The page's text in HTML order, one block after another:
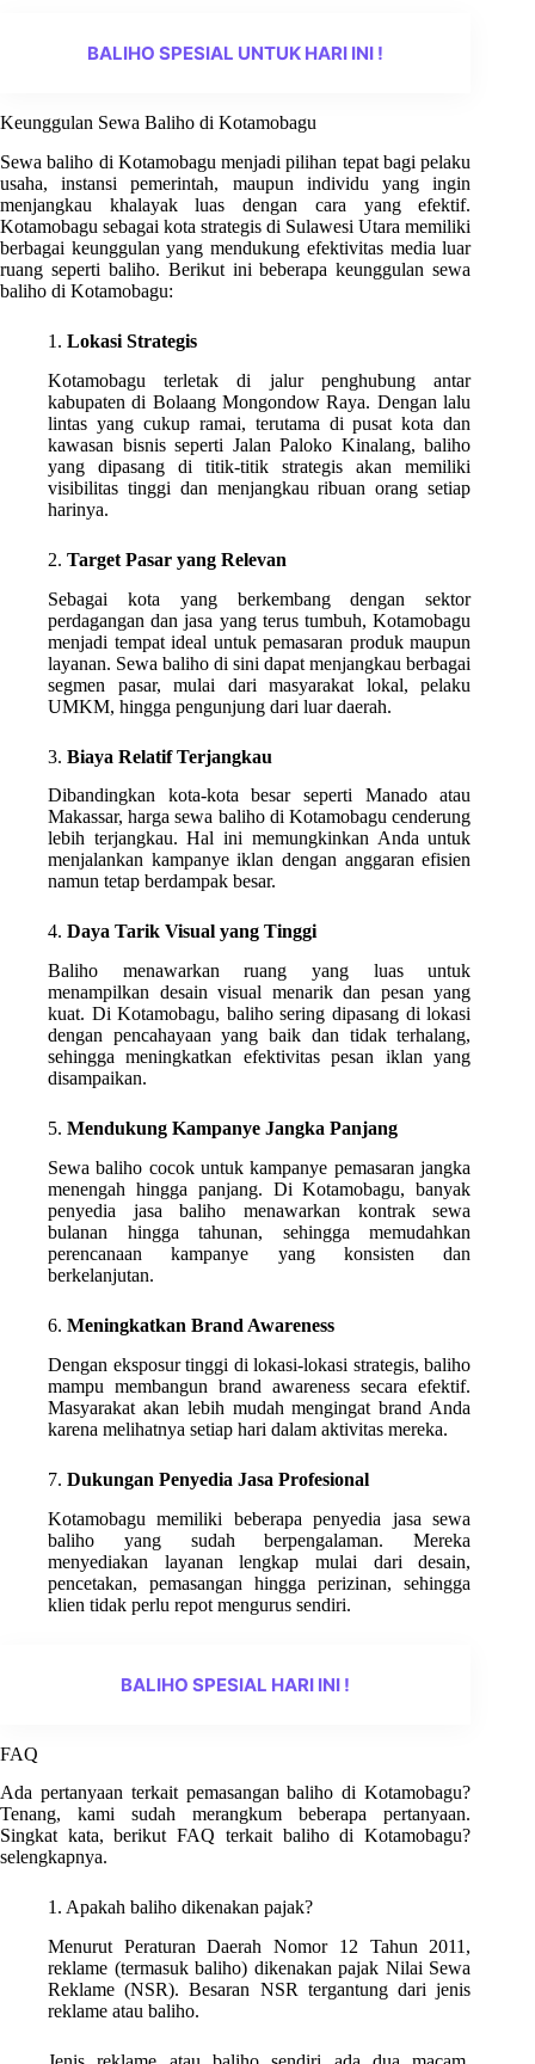
BALIHO SPESIAL UNTUK HARI INI !
Keunggulan Sewa Baliho di Kotamobagu
Sewa baliho di Kotamobagu menjadi pilihan tepat bagi pelaku
usaha, instansi pemerintah, maupun individu yang ingin
menjangkau khalayak luas dengan cara yang efektif.
Kotamobagu sebagai kota strategis di Sulawesi Utara memiliki
berbagai keunggulan yang mendukung efektivitas media luar
ruang seperti baliho. Berikut ini beberapa keunggulan sewa
baliho di Kotamobagu:
1. Lokasi Strategis
Kotamobagu terletak di jalur penghubung antar
kabupaten di Bolaang Mongondow Raya. Dengan lalu
lintas yang cukup ramai, terutama di pusat kota dan
kawasan bisnis seperti Jalan Paloko Kinalang, baliho
yang dipasang di titik-titik strategis akan memiliki
visibilitas tinggi dan menjangkau ribuan orang setiap
harinya.
2. Target Pasar yang Relevan
Sebagai kota yang berkembang dengan sektor
perdagangan dan jasa yang terus tumbuh, Kotamobagu
menjadi tempat ideal untuk pemasaran produk maupun
layanan. Sewa baliho di sini dapat menjangkau berbagai
segmen pasar, mulai dari masyarakat lokal, pelaku
UMKM, hingga pengunjung dari luar daerah.
3. Biaya Relatif Terjangkau
Dibandingkan kota-kota besar seperti Manado atau
Makassar, harga sewa baliho di Kotamobagu cenderung
lebih terjangkau. Hal ini memungkinkan Anda untuk
menjalankan kampanye iklan dengan anggaran efisien
namun tetap berdampak besar.
4. Daya Tarik Visual yang Tinggi
Baliho menawarkan ruang yang luas untuk
menampilkan desain visual menarik dan pesan yang
kuat. Di Kotamobagu, baliho sering dipasang di lokasi
dengan pencahayaan yang baik dan tidak terhalang,
sehingga meningkatkan efektivitas pesan iklan yang
disampaikan.
5. Mendukung Kampanye Jangka Panjang
Sewa baliho cocok untuk kampanye pemasaran jangka
menengah hingga panjang. Di Kotamobagu, banyak
penyedia jasa baliho menawarkan kontrak sewa
bulanan hingga tahunan, sehingga memudahkan
perencanaan kampanye yang konsisten dan
berkelanjutan.
6. Meningkatkan Brand Awareness
Dengan eksposur tinggi di lokasi-lokasi strategis, baliho
mampu membangun brand awareness secara efektif.
Masyarakat akan lebih mudah mengingat brand Anda
karena melihatnya setiap hari dalam aktivitas mereka.
7. Dukungan Penyedia Jasa Profesional
Kotamobagu memiliki beberapa penyedia jasa sewa
baliho yang sudah berpengalaman. Mereka
menyediakan layanan lengkap mulai dari desain,
pencetakan, pemasangan hingga perizinan, sehingga
klien tidak perlu repot mengurus sendiri.
BALIHO SPESIAL HARI INI !
FAQ
Ada pertanyaan terkait pemasangan baliho di Kotamobagu?
Tenang, kami sudah merangkum beberapa pertanyaan.
Singkat kata, berikut FAQ terkait baliho di Kotamobagu?
selengkapnya.
1. Apakah baliho dikenakan pajak?
Menurut Peraturan Daerah Nomor 12 Tahun 2011,
reklame (termasuk baliho) dikenakan pajak Nilai Sewa
Reklame (NSR). Besaran NSR tergantung dari jenis
reklame atau baliho.